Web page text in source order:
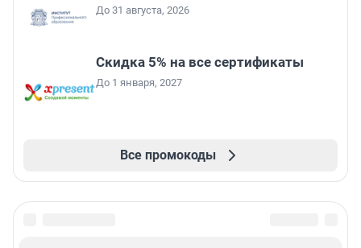
До 31 августа, 2026
Скидка 5% на все сертификаты
До 1 января, 2027
Все промокоды